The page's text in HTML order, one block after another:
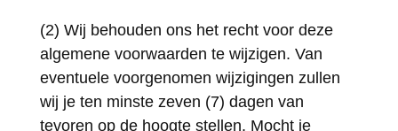
(2) Wij behouden ons het recht voor deze
algemene voorwaarden te wijzigen. Van
eventuele voorgenomen wijzigingen zullen
wij je ten minste zeven (7) dagen van
tevoren op de hoogte stellen. Mocht je